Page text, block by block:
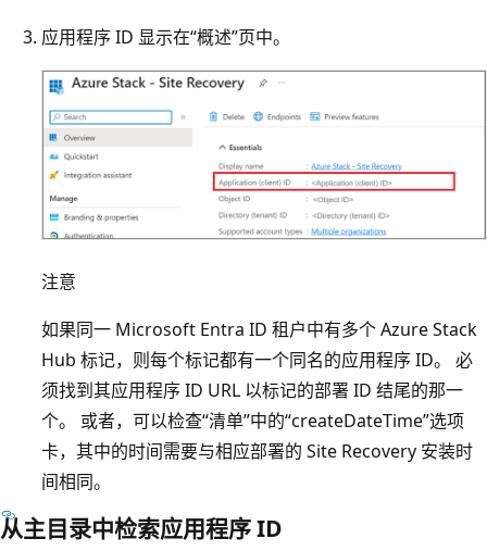
应用程序 ID 显示在“概述”页中。
注意
如果同一 Microsoft Entra ID 租户中有多个 Azure Stack
Hub 标记，则每个标记都有一个同名的应用程序 ID。 必
须找到其应用程序 ID URL 以标记的部署 ID 结尾的那一
个。
或者，可以检查“清单”中的“createDateTime”选项
卡，其中的时间需要与相应部署的 Site Recovery 安装时
间相同。
从主目录中检索应用程序 ID